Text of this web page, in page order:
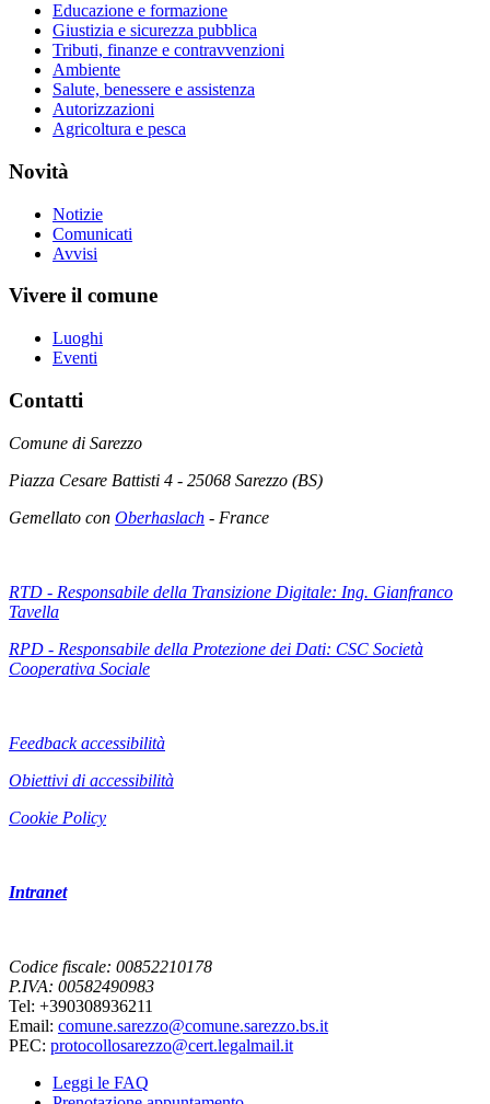
Educazione e formazione
Giustizia e sicurezza pubblica
Tributi, finanze e contravvenzioni
Ambiente
Salute, benessere e assistenza
Autorizzazioni
Agricoltura e pesca
Novità
Notizie
Comunicati
Avvisi
Vivere il comune
Luoghi
Eventi
Contatti
Comune di Sarezzo
Piazza Cesare Battisti 4 - 25068 Sarezzo (BS)
Gemellato con Oberhaslach - France
RTD - Responsabile della Transizione Digitale: Ing. Gianfranco
Tavella
RPD - Responsabile della Protezione dei Dati: CSC Società
Cooperativa Sociale
Feedback accessibilità
Obiettivi di accessibilità
Cookie Policy
Intranet
Codice fiscale: 00852210178
P.IVA: 00582490983
Tel: +390308936211
Email: comune.sarezzo@comune.sarezzo.bs.it
PEC: protocollosarezzo@cert.legalmail.it
Leggi le FAQ